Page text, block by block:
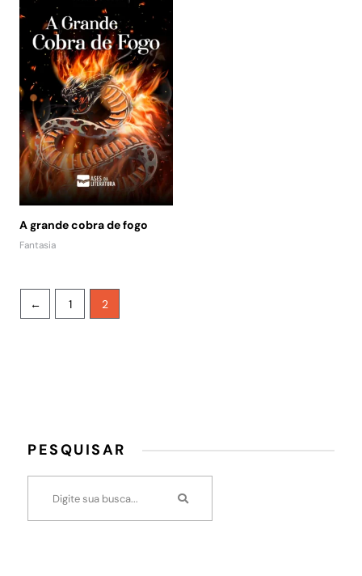
PESQUISAR
A grande cobra de fogo
Fantasia
← 1 2